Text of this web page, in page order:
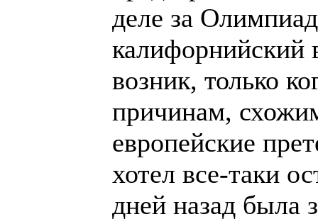
деле за
калифорнийский
возник, только
причинам,
европейские
хотел все-таки
дней назад была